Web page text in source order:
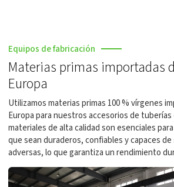
Equipos de fabricación
Materias primas importadas
Europa
Utilizamos materias primas 100 % vírgenes
Europa para nuestros accesorios de tuberías
materiales de alta calidad son esenciales
que sean duraderos, confiables y capaces
adversas, lo que garantiza un rendimiento